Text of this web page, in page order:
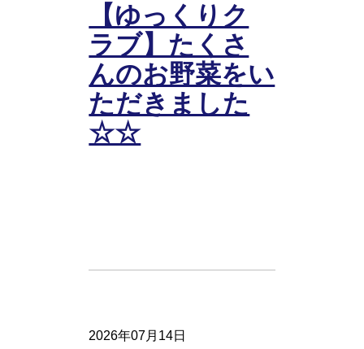
【ゆっくりク
ラブ】たくさ
んのお野菜をい
ただきました
☆☆
2026年07月14日